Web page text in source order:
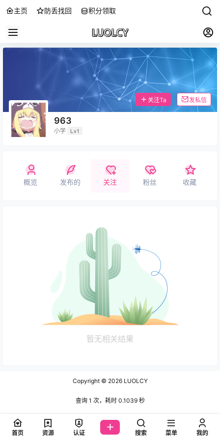
主页 防丢找回 积分领取
963
小学 Lv1
关注Ta 发私信
概览 发布的 关注 粉丝 收藏
暂无相关结果
Copyright © 2026LUOLCY
查询 1 次，耗时 0.1039 秒
首页 资源 认证 搜索 菜单 我的